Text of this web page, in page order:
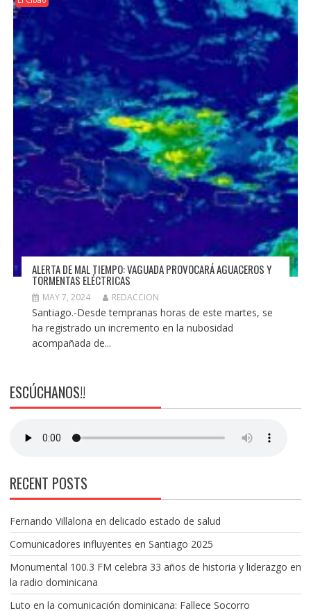
ALERTA DE MAL TIEMPO: VAGUADA PROVOCARÁ AGUACEROS Y
TORMENTAS ELÉCTRICAS
MAY 7, 2024 REDACCION
Santiago.-Desde tempranas horas de este martes, se
ha registrado un incremento en la nubosidad
acompañada de...
ESCÚCHANOS!!
RECENT POSTS
Fernando Villalona en delicado estado de salud
Comunicadores influyentes en Santiago 2025
Monumental 100.3 FM celebra 33 años de historia y liderazgo en
la radio dominicana
Luto en la comunicación dominicana: Fallece Socorro